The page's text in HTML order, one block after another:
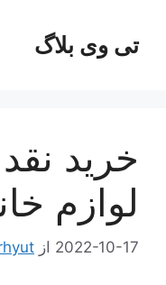
محتواتی وی بلاگ
خرید
لوازم
2022-10-17 از